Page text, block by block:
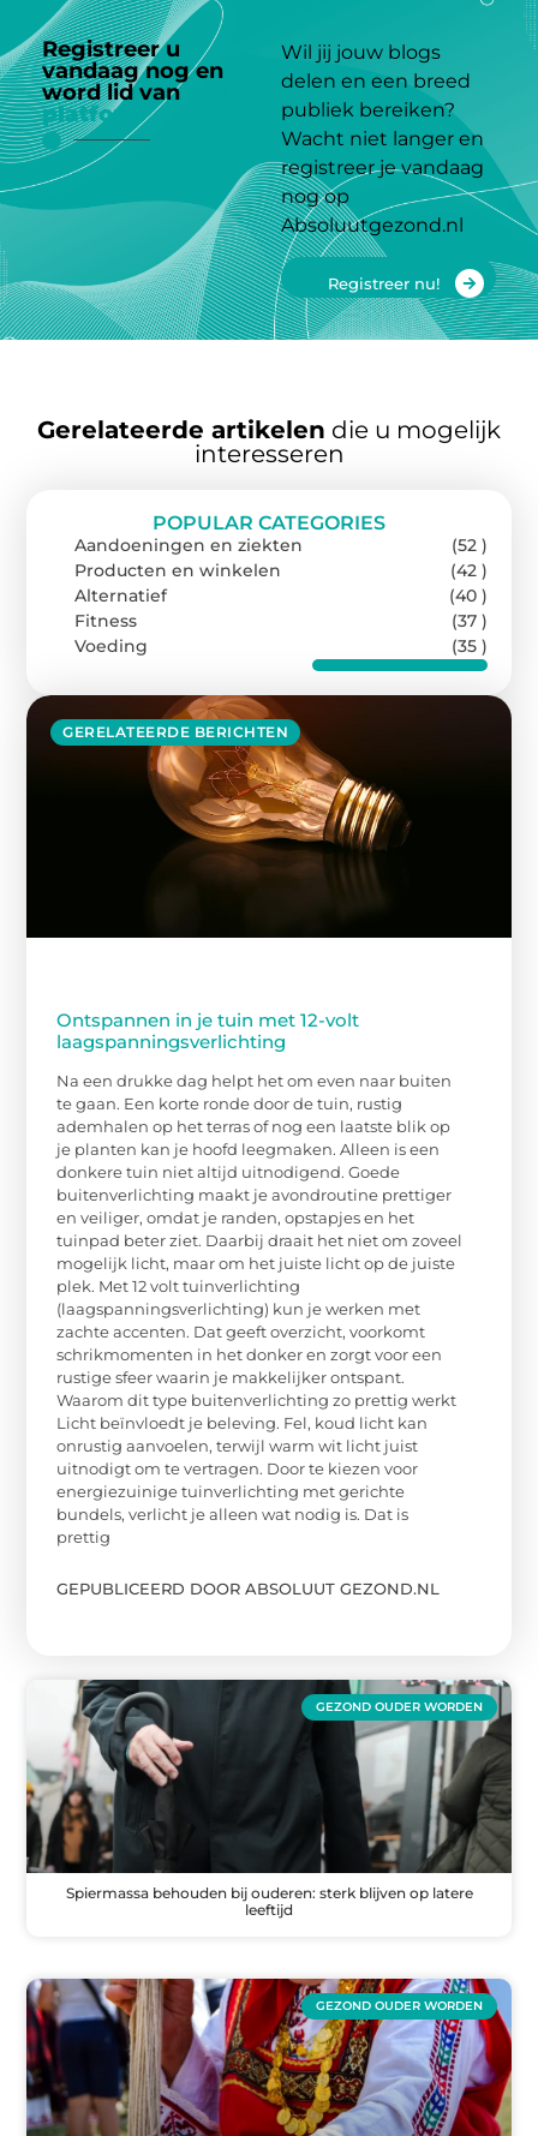
Registreer u
vandaag nog en
word lid van
platform
Wil jij jouw blogs
delen en een breed
publiek bereiken?
Wacht niet langer en
registreer je vandaag
nog op
Absoluutgezond.nl
Registreer nu!
Gerelateerde artikelen die u mogelijk
interesseren
GERELATEERDE BERICHTEN
Ontspannen in je tuin met 12-volt
laagspanningsverlichting
Na een drukke dag helpt het om even naar buiten
te gaan. Een korte ronde door de tuin, rustig
ademhalen op het terras of nog een laatste blik op
je planten kan je hoofd leegmaken. Alleen is een
donkere tuin niet altijd uitnodigend. Goede
buitenverlichting maakt je avondroutine prettiger
en veiliger, omdat je randen, opstapjes en het
tuinpad beter ziet. Daarbij draait het niet om zoveel
mogelijk licht, maar om het juiste licht op de juiste
plek. Met 12 volt tuinverlichting
(laagspanningsverlichting) kun je werken met
zachte accenten. Dat geeft overzicht, voorkomt
schrikmomenten in het donker en zorgt voor een
rustige sfeer waarin je makkelijker ontspant.
Waarom dit type buitenverlichting zo prettig werkt
Licht beïnvloedt je beleving. Fel, koud licht kan
onrustig aanvoelen, terwijl warm wit licht juist
uitnodigt om te vertragen. Door te kiezen voor
energiezuinige tuinverlichting met gerichte
bundels, verlicht je alleen wat nodig is. Dat is
prettig
GEPUBLICEERD DOOR ABSOLUUT GEZOND.NL
POPULAR CATEGORIES
Aandoeningen en ziekten
(52 )
Producten en winkelen
(42 )
Alternatief
(40 )
Fitness
(37 )
Voeding
(35 )
GEZOND OUDER WORDEN
Spiermassa behouden bij ouderen: sterk blijven op latere
leeftijd
GEZOND OUDER WORDEN